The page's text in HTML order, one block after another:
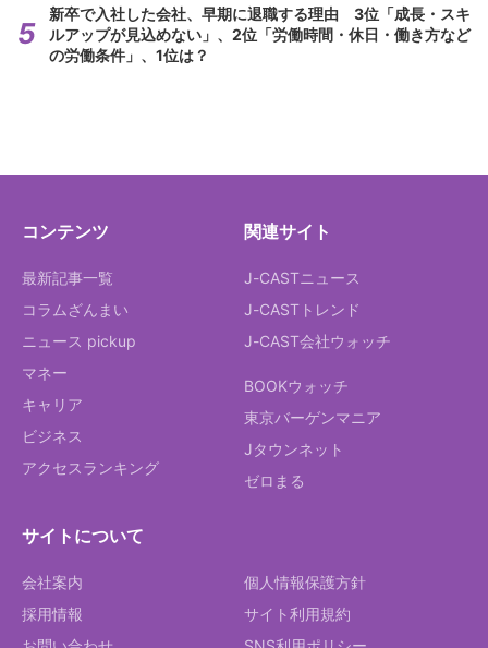
新卒で入社した会社、早期に退職する理由 3位「成長・スキ
ルアップが見込めない」、2位「労働時間・休日・働き方など
の労働条件」、1位は？
コンテンツ
最新記事一覧
コラムざんまい
ニュース pickup
マネー
キャリア
ビジネス
アクセスランキング
関連サイト
J-CASTニュース
J-CASTトレンド
J-CAST会社ウォッチ
BOOKウォッチ
東京バーゲンマニア
Jタウンネット
ゼロまる
サイトについて
会社案内
採用情報
個人情報保護方針
サイト利用規約